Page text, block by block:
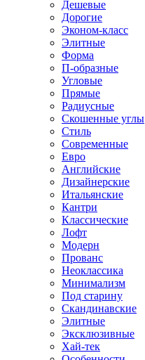
Дешевые
Дорогие
Эконом-класс
Элитные
Форма
П-образные
Угловые
Прямые
Радиусные
Скошенные углы
Стиль
Современные
Евро
Английские
Дизайнерские
Итальянские
Кантри
Классические
Лофт
Модерн
Прованс
Неоклассика
Минимализм
Под старину
Скандинавские
Элитные
Эксклюзивные
Хай-тек